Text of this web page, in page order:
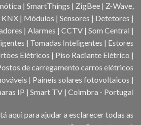
| SmartThings | ZigBee | Z-Wave,
| Módulos | Sensores | Detetores |
| Alarmes | CCTV | Som Central |
| Tomadas Inteligentes | Estores
Elétricos | Piso Radiante Elétrico |
de carregamento carros elétricos
| Paineis solares fotovoltaicos |
IP | Smart TV | Coimbra - Portugal
aqui para ajudar a esclarecer todas as